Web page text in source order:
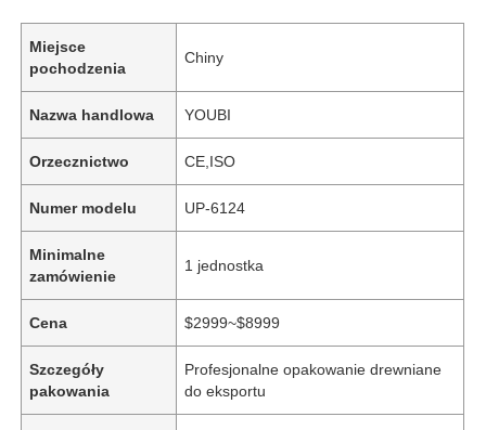
Miejsce
pochodzenia
Chiny
Nazwa handlowa YOUBI
Orzecznictwo CE,ISO
Numer modelu UP-6124
Minimalne
zamówienie
1 jednostka
Cena $2999~$8999
Szczegóły
pakowania
Profesjonalne opakowanie drewniane
do eksportu